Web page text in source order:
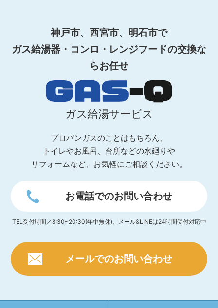
神戸市、西宮市、明石市で
ガス給湯器・コンロ・レンジフードの交換な
らお任せ
ガス給湯サービス
プロパンガスのことはもちろん、
トイレやお風呂、台所などの水廻りや
リフォームなど、お気軽にご相談ください。
お電話でのお問い合わせ
TEL受付時間／8:30~20:30(年中無休)、メール&LINEは24時間受付対応中
メールでのお問い合わせ